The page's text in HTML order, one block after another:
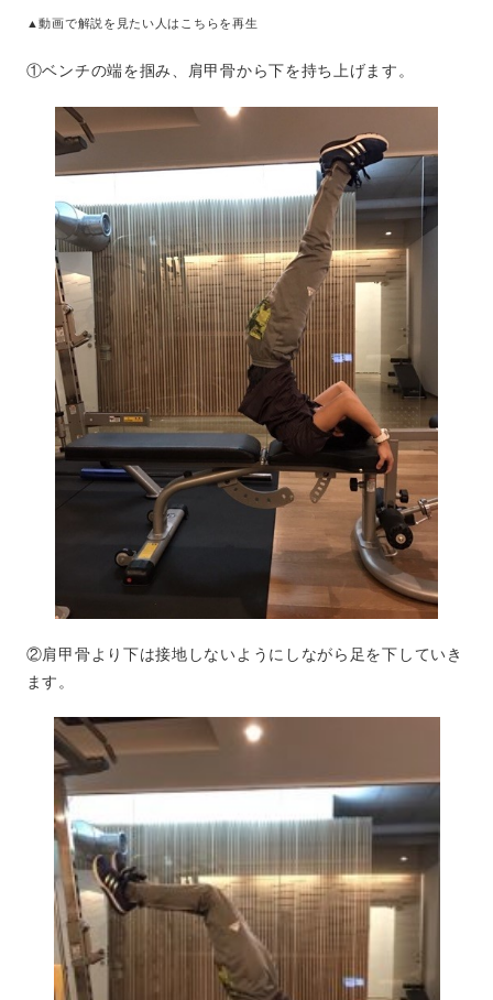
▲動画で解説を見たい人はこちらを再生
①ベンチの端を掴み、肩甲骨から下を持ち上げます。
②肩甲骨より下は接地しないようにしながら足を下していき
ます。